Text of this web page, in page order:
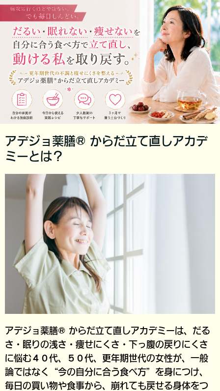
アデジョ薬膳® からだ立て直しアカデ
ミーとは？
アデジョ薬膳® からだ立て直しアカデミーは、 だる
さ・眠りの浅さ・痩せにくさ・下っ腹の戻りにくさ
に悩む４０代、５０代、更年期世代の女性が、 一般
論ではなく“今の自分に合う食べ方”を身につけ、
毎日の買い物や食事から、崩れても戻せる身体をつ